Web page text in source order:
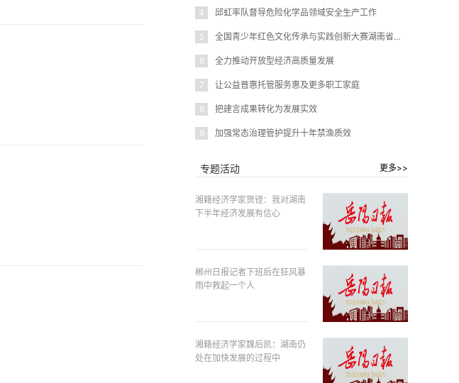
4 邱虹率队督导危险化学品领域安全生产工作
5 全国青少年红色文化传承与实践创新大赛湖南省赛在岳阳圆满闭幕
6 全力推动开放型经济高质量发展
7 让公益普惠托管服务惠及更多职工家庭
8 把建言成果转化为发展实效
9 加强常态治理管护提升十年禁渔质效
专题活动 更多>>
湘籍经济学家贺铿：我对湖南
下半年经济发展有信心
郴州日报记者下班后在狂风暴
雨中救起一个人
湘籍经济学家魏后凯：湖南仍
处在加快发展的过程中